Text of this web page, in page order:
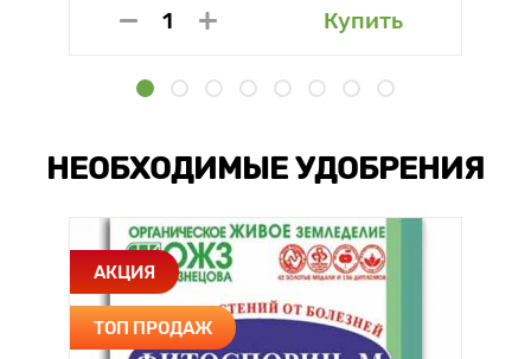
Купить
НЕОБХОДИМЫЕ УДОБРЕНИЯ
АКЦИЯ
ТОП ПРОДАЖ